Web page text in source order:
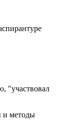
"участвовал
и методы